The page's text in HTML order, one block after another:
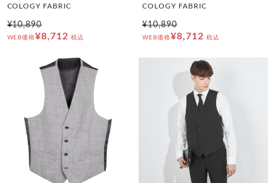
COLOGY FABRIC
¥10,890
WEB価格¥8,712 税込
COLOGY FABRIC
¥10,890
WEB価格¥8,712 税込